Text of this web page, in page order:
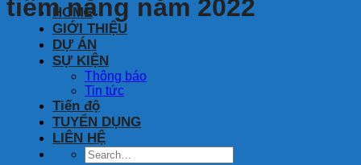
HOME
GIỚI THIỆU
DỰ ÁN
SỰ KIỆN
Thông báo
Tin tức
Tiến độ
TUYỂN DỤNG
LIÊN HỆ
tiềm năng năm 2022